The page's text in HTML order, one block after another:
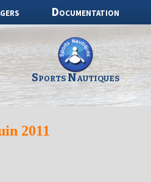
Documentation
Sports Nautiques
2011